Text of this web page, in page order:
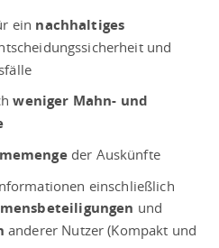
ein nachhaltiges
und
weniger Mahn- und
der Auskünfte
einschließlich
und
anderer Nutzer (Kompakt und